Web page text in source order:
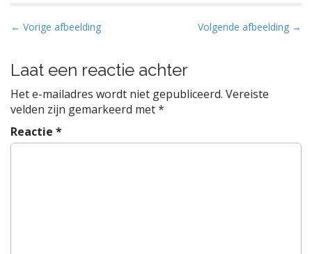
B
r
i
c
h
t
← Vorige afbeelding Volgende afbeelding →
Laat een reactie achter
Het e-mailadres wordt niet gepubliceerd. Vereiste
velden zijn gemarkeerd met*
Reactie *